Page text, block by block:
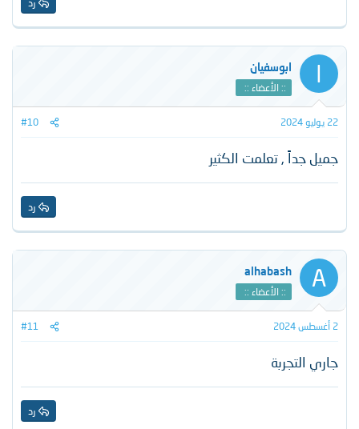
رد
ا ابوسفيان
:: الأعضاء ::
22 يوليو 2024 #10
جميل جداً , تعلمت الكثير
رد
A
alhabash
:: الأعضاء ::
2 أغسطس 2024 #11
جاري التجربة
رد